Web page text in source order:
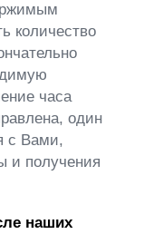
количество
часа
один
с Вами,
и получения
наших